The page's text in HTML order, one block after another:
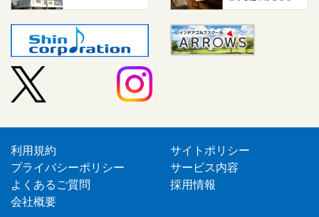
利用規約
サイトポリシー
プライバシーポリシー
サービス内容
よくあるご質問
採用情報
会社概要